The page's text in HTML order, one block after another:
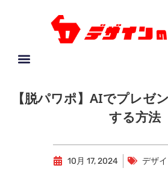
【脱パワポ】AIでプレゼ
する方法
10月 17, 2024 デザ